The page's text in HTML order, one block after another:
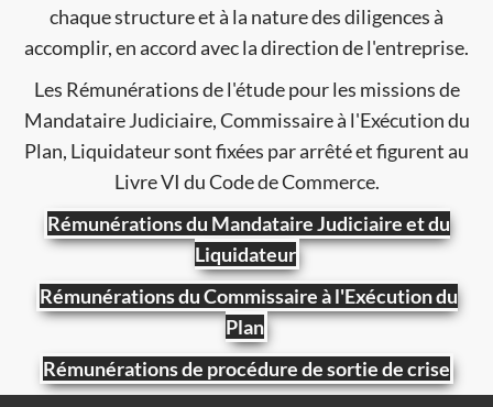
chaque structure et à la nature des diligences à
accomplir, en accord avec la direction de l'entreprise.
Les Rémunérations de l'étude pour les missions de
Mandataire Judiciaire, Commissaire à l'Exécution du
Plan, Liquidateur sont fixées par arrêté et figurent au
Livre VI du Code de Commerce.
Rémunérations du Mandataire Judiciaire et du
Liquidateur
Rémunérations du Commissaire à l'Exécution du
Plan
Rémunérations de procédure de sortie de crise